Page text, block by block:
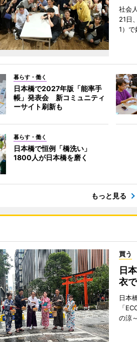
社会
21日
1）で
暮らす・働く
日本橋で2027年版「能率手
帳」発表会 新コミュニティ
ーサイト刷新も
暮らす・働く
日本橋で恒例「橋洗い」
1800人が日本橋を磨く
もっと見る
買う
日
衣
日本
「
の涼